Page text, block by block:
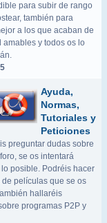
para subir de rango
también para
a los que acaban de
amables y todos os lo
Ayuda,
Normas,
Tutoriales y
Peticiones
preguntar dudas sobre
se os intentará
posible. Podréis hacer
películas que se os
hallaréis
programas P2P y